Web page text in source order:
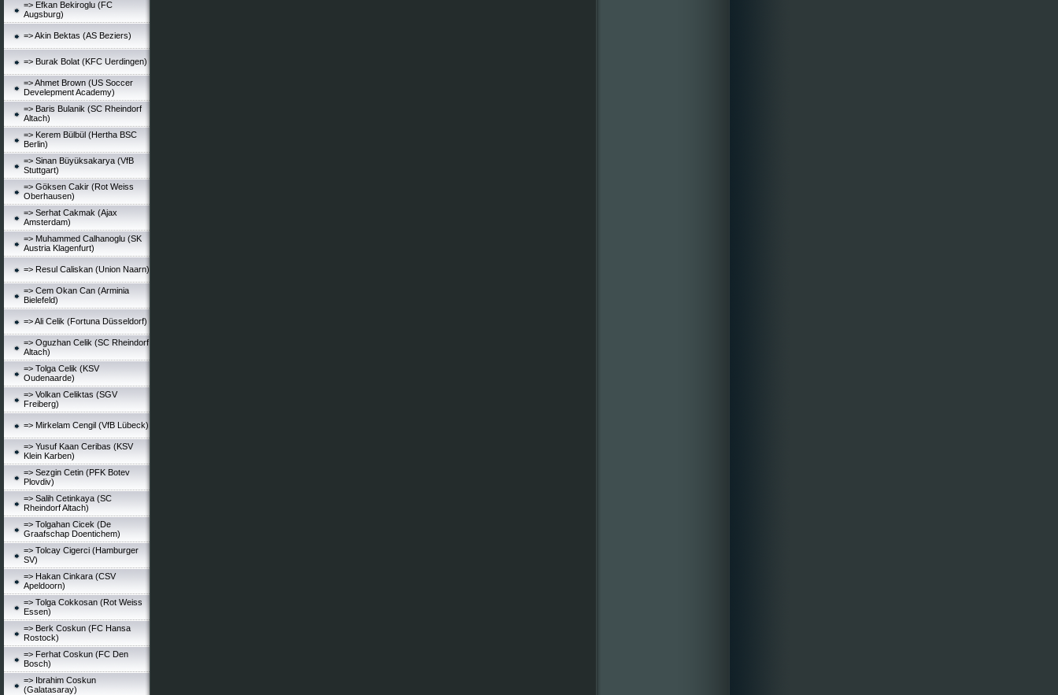
=> Efkan Bekiroglu (FC
Augsburg)
=> Akin Bektas (AS Beziers)
=> Burak Bolat (KFC Uerdingen)
=> Ahmet Brown (US Soccer
Develepment Academy)
=> Baris Bulanik (SC Rheindorf
Altach)
=> Kerem Bülbül (Hertha BSC
Berlin)
=> Sinan Büyüksakarya (VfB
Stuttgart)
=> Göksen Cakir (Rot Weiss
Oberhausen)
=> Serhat Cakmak (Ajax
Amsterdam)
=> Muhammed Calhanoglu (SK
Austria Klagenfurt)
=> Resul Caliskan (Union Naarn)
=> Cem Okan Can (Arminia
Bielefeld)
=> Ali Celik (Fortuna Düsseldorf)
=> Oguzhan Celik (SC Rheindorf
Altach)
=> Tolga Celik (KSV
Oudenaarde)
=> Volkan Celiktas (SGV
Freiberg)
=> Mirkelam Cengil (VfB Lübeck)
=> Yusuf Kaan Ceribas (KSV
Klein Karben)
=> Sezgin Cetin (PFK Botev
Plovdiv)
=> Salih Cetinkaya (SC
Rheindorf Altach)
=> Tolgahan Cicek (De
Graafschap Doentichem)
=> Tolcay Cigerci (Hamburger
SV)
=> Hakan Cinkara (CSV
Apeldoorn)
=> Tolga Cokkosan (Rot Weiss
Essen)
=> Berk Coskun (FC Hansa
Rostock)
=> Ferhat Coskun (FC Den
Bosch)
=> Ibrahim Coskun
(Galatasaray)